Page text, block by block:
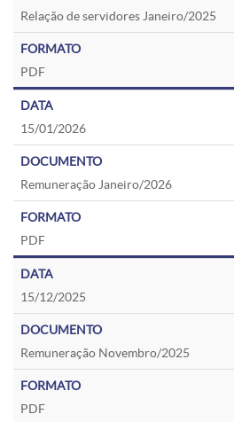
Relação de servidores Janeiro/2025
PDF
15/01/2026
Remuneração Janeiro/2026
PDF
15/12/2025
Remuneração Novembro/2025
PDF